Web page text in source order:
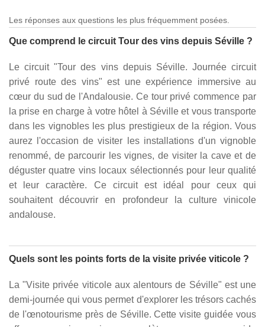
Les réponses aux questions les plus fréquemment posées.
Que comprend le circuit Tour des vins depuis Séville ?
Le circuit "Tour des vins depuis Séville. Journée circuit
privé route des vins" est une expérience immersive au
cœur du sud de l'Andalousie. Ce tour privé commence par
la prise en charge à votre hôtel à Séville et vous transporte
dans les vignobles les plus prestigieux de la région. Vous
aurez l'occasion de visiter les installations d'un vignoble
renommé, de parcourir les vignes, de visiter la cave et de
déguster quatre vins locaux sélectionnés pour leur qualité
et leur caractère. Ce circuit est idéal pour ceux qui
souhaitent découvrir en profondeur la culture vinicole
andalouse.
Quels sont les points forts de la visite privée viticole ?
La "Visite privée viticole aux alentours de Séville" est une
demi-journée qui vous permet d'explorer les trésors cachés
de l'œnotourisme près de Séville. Cette visite guidée vous